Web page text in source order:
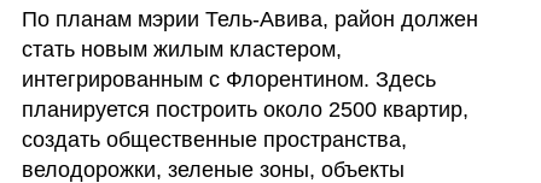
По планам мэрии Тель-Авива, район должен
стать новым жилым кластером,
интегрированным с Флорентином. Здесь
планируется построить около 2500 квартир,
создать общественные пространства,
велодорожки, зеленые зоны, объекты